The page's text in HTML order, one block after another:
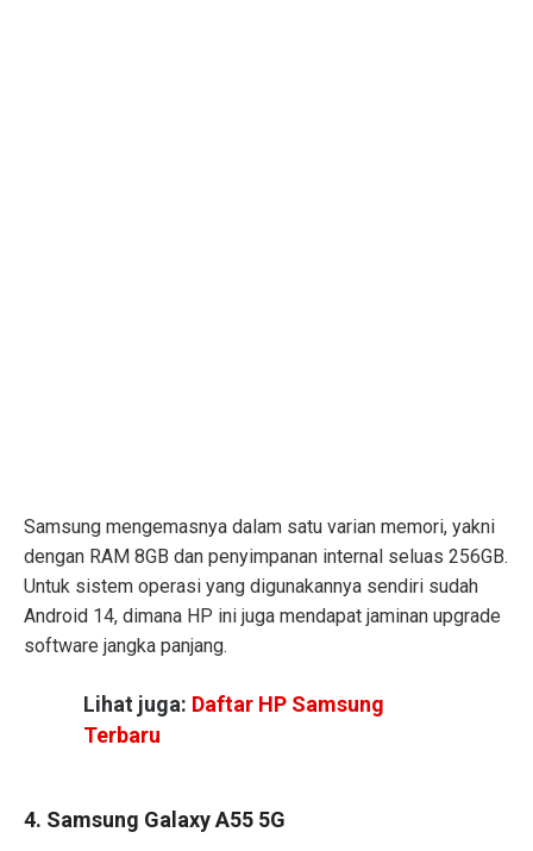
Samsung mengemasnya dalam satu varian memori, yakni
dengan RAM 8GB dan penyimpanan internal seluas 256GB.
Untuk sistem operasi yang digunakannya sendiri sudah
Android 14, dimana HP ini juga mendapat jaminan upgrade
software jangka panjang.
Lihat juga: Daftar HP Samsung
Terbaru
4. Samsung Galaxy A55 5G